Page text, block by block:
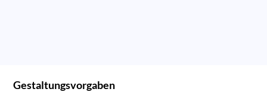
Gestaltungsvorgaben